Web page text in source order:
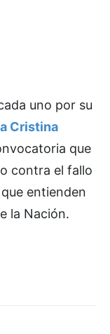
uno por su
Cristina
que
contra el fallo
entienden
la Nación.